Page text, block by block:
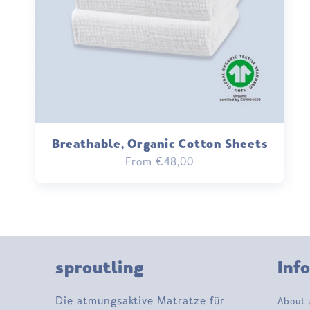
Breathable, Organic Cotton Sheets
Regular
From €48,00
sproutling
Die atmungsaktive Matratze für
About